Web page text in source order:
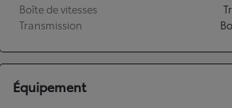
Boîte de vitesses
Transmission
Équipement